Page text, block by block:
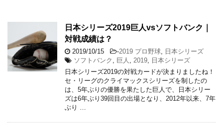
日本シリーズ2019巨人vsソフトバンク｜
対戦成績は？
2019/10/15 -2019 プロ野球
日本シリーズ
ソフトバンク
巨人 2019
日本シリーズ
日本シリーズ2019の対戦カードが決まりましたね！
セ・リーグのクライマックスシリーズを制したの
は、5年ぶりの優勝を果たした巨人で、日本シリー
ズは6年ぶり39回目の出場となり、2012年以来、7年
ぶり …